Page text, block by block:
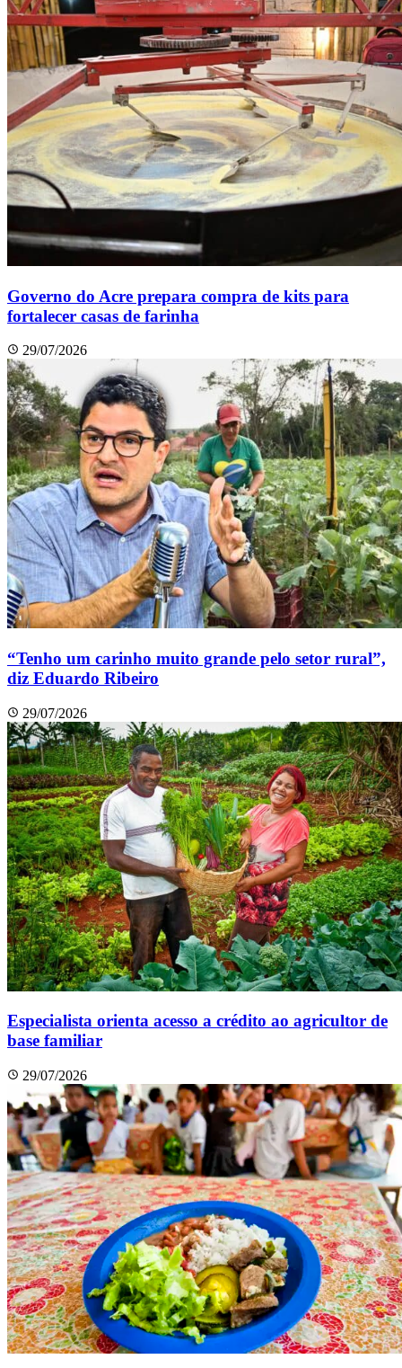
Governo do Acre prepara compra de kits para
fortalecer casas de farinha
29/07/2026
“Tenho um carinho muito grande pelo setor rural”,
diz Eduardo Ribeiro
29/07/2026
Especialista orienta acesso a crédito ao agricultor de
base familiar
29/07/2026